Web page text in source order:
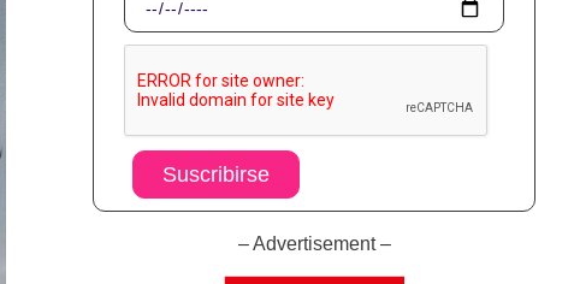
Suscribirse
– Advertisement –